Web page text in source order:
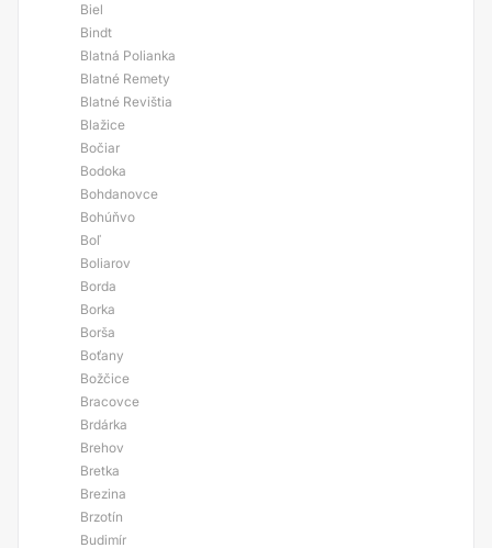
Biel
Bindt
Blatná Polianka
Blatné Remety
Blatné Revištia
Blažice
Bočiar
Bodoka
Bohdanovce
Bohúňvo
Boľ
Boliarov
Borda
Borka
Borša
Boťany
Božčice
Bracovce
Brdárka
Brehov
Bretka
Brezina
Brzotín
Budimír